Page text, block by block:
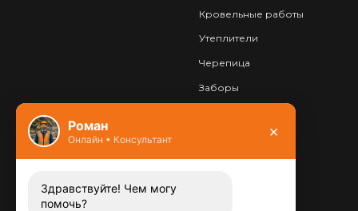
Кровельные работы
Утеплители
Черепица
Заборы
Контакты
Заказать звонок
Роман
Онлайн • Консультант ×
Здравствуйте! Чем могу
помочь?